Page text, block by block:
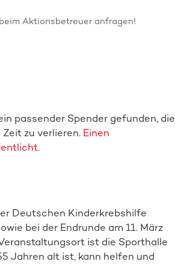
Aktionsbetreuer anfragen!
passender Spender gefunden, die
zu verlieren. Einen
Deutschen Kinderkrebshilfe
bei der Endrunde am 11. März
ist die Sporthalle
Jahren alt ist, kann helfen und